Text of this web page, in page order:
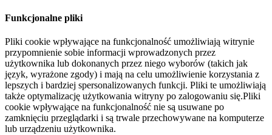
Funkcjonalne pliki
Pliki cookie wpływające na funkcjonalność umożliwiają witrynie
przypomnienie sobie informacji wprowadzonych przez
użytkownika lub dokonanych przez niego wyborów (takich jak
język, wyrażone zgody) i mają na celu umożliwienie korzystania z
lepszych i bardziej spersonalizowanych funkcji. Pliki te umożliwiają
także optymalizację użytkowania witryny po zalogowaniu się.Pliki
cookie wpływające na funkcjonalność nie są usuwane po
zamknięciu przeglądarki i są trwale przechowywane na komputerze
lub urządzeniu użytkownika.